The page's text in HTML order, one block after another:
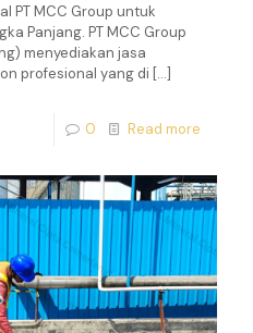
PT MCC Group untuk
Panjang. PT MCC Group
menyediakan jasa
profesional yang di […]
0 Read more